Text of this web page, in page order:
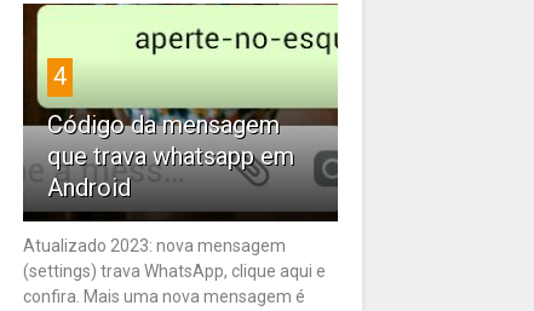
4
Código da mensagem
que trava whatsapp em
Android
Atualizado 2023: nova mensagem
(settings) trava WhatsApp, clique aqui e
confira. Mais uma nova mensagem é